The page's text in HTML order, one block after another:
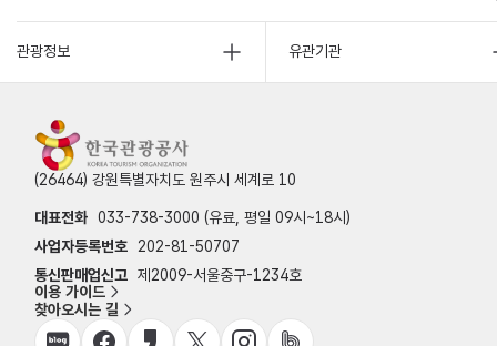
관광정보 유관기관
(26464) 강원특별자치도 원주시 세계로 10
대표전화 033-738-3000 (유료, 평일 09시~18시)
사업자등록번호
202-81-50707
통신판매업신고 제2009-서울중구-1234호
이용 가이드
찾아오시는 길